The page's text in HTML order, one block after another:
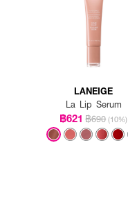
LANEIGE
La Lip Serum
฿621 ฿690 (10%)